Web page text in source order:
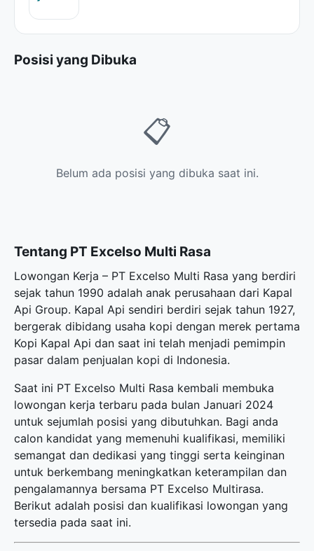
Posisi yang Dibuka
📋
Belum ada posisi yang dibuka saat ini.
Tentang PT Excelso Multi Rasa
Lowongan Kerja – PT Excelso Multi Rasa yang berdiri
sejak tahun 1990 adalah anak perusahaan dari Kapal
Api Group. Kapal Api sendiri berdiri sejak tahun 1927,
bergerak dibidang usaha kopi dengan merek pertama
Kopi Kapal Api dan saat ini telah menjadi pemimpin
pasar dalam penjualan kopi di Indonesia.
Saat ini PT Excelso Multi Rasa kembali membuka
lowongan kerja terbaru pada bulan Januari 2024
untuk sejumlah posisi yang dibutuhkan. Bagi anda
calon kandidat yang memenuhi kualifikasi, memiliki
semangat dan dedikasi yang tinggi serta keinginan
untuk berkembang meningkatkan keterampilan dan
pengalamannya bersama PT Excelso Multirasa.
Berikut adalah posisi dan kualifikasi lowongan yang
tersedia pada saat ini.